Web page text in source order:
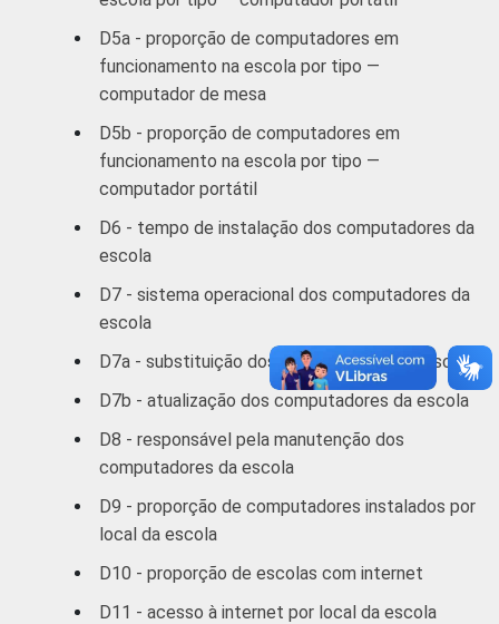
D5a - proporção de computadores em
funcionamento na escola por tipo —
computador de mesa
D5b - proporção de computadores em
funcionamento na escola por tipo —
computador portátil
D6 - tempo de instalação dos computadores da
escola
D7 - sistema operacional dos computadores da
escola
D7a - substituição dos computadores da escola
D7b - atualização dos computadores da escola
D8 - responsável pela manutenção dos
computadores da escola
D9 - proporção de computadores instalados por
local da escola
D10 - proporção de escolas com internet
D11 - acesso à internet por local da escola